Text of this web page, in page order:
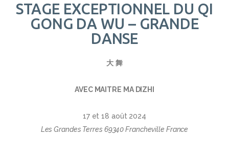
STAGE EXCEPTIONNEL DU QI
GONG DA WU – GRANDE
DANSE
大 舞
AVEC MAITRE MA DIZHI
17 et 18 août 2024
Les Grandes Terres 69340 Francheville France